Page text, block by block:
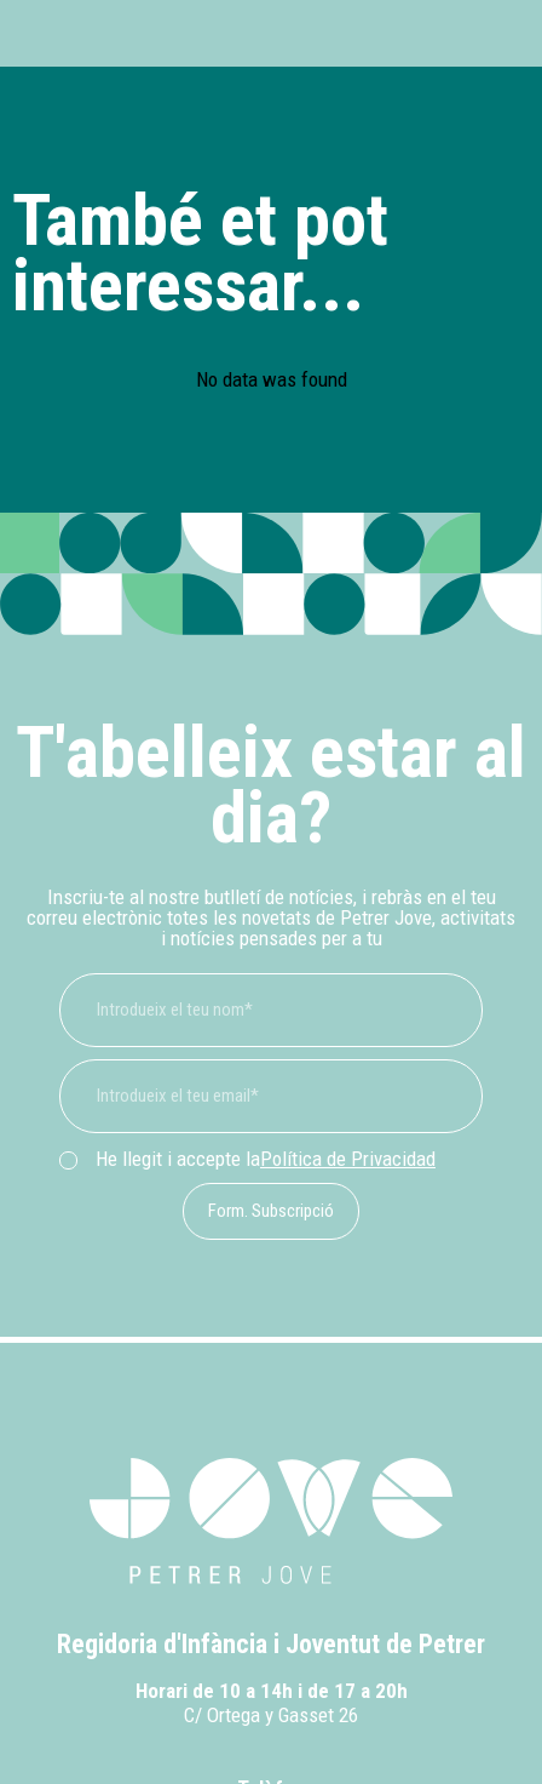
També et pot
interessar...
No data was found
T'abelleix estar al
dia?
Inscriu-te al nostre butlletí de notícies, i rebràs en el teu
correu electrònic totes les novetats de Petrer Jove, activitats
i notícies pensades per a tu
He llegit i accepte laPolítica de Privacidad
Form. Subscripció
Regidoria d'Infància i Joventut de Petrer
Horari de 10 a 14h i de 17 a 20h
C/ Ortega y Gasset 26